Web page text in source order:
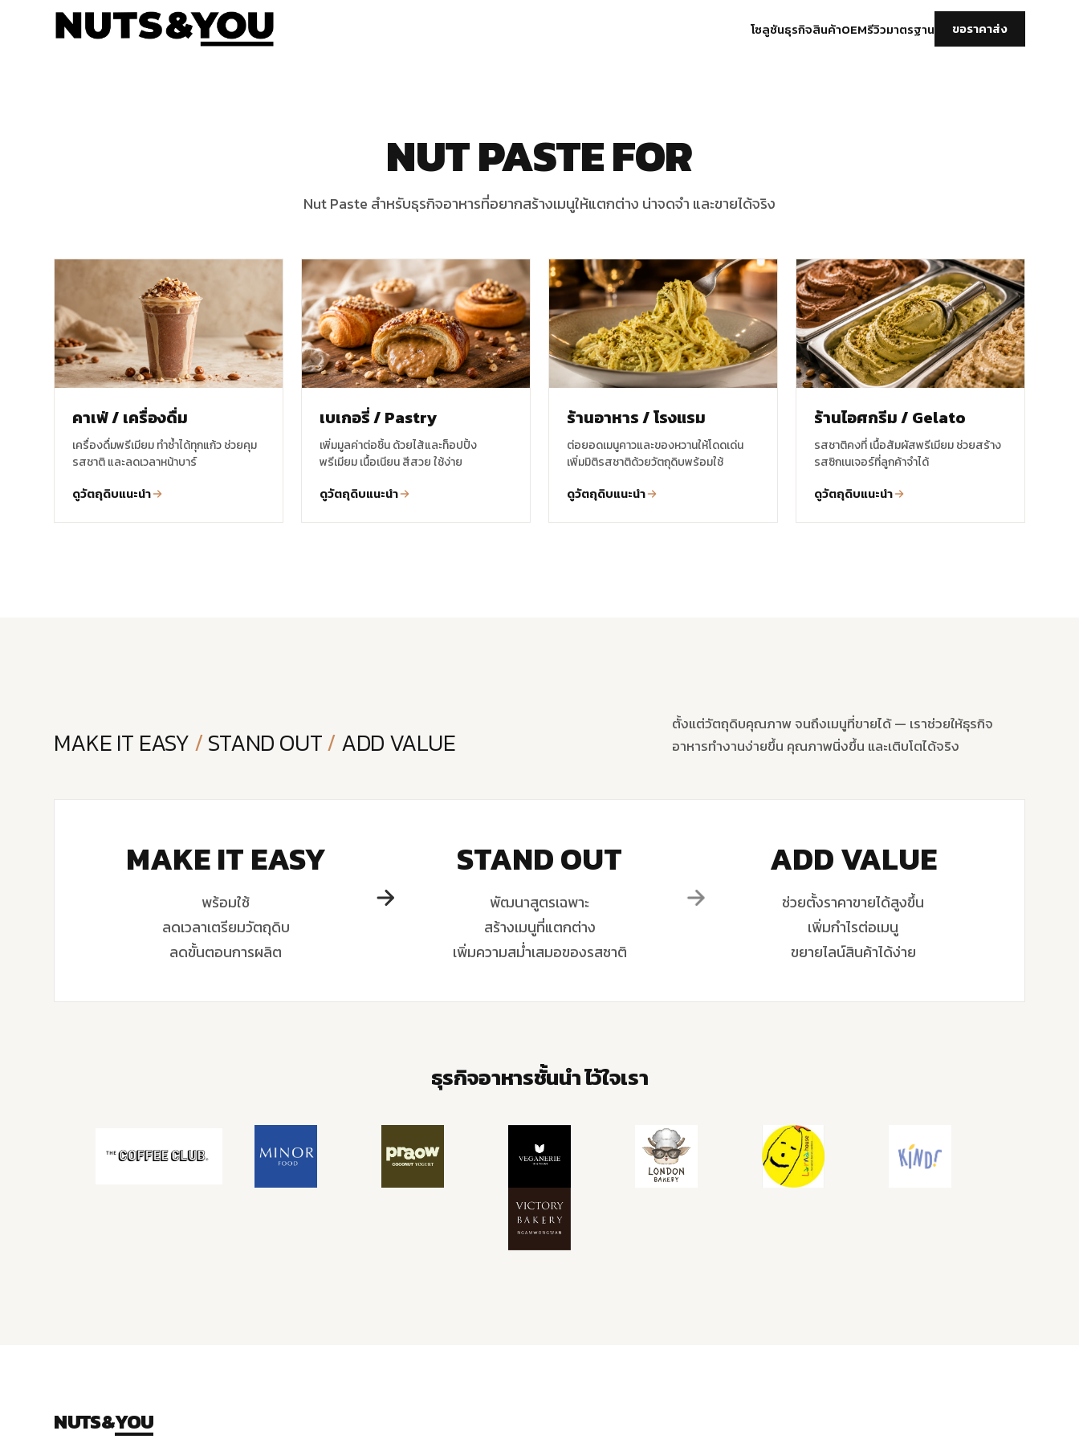
โซลูชันธุรกิจสินค้าOEMรีวิวมาตรฐาน ขอราคาส่ง
NUT PASTE FOR
Nut Paste สำหรับธุรกิจอาหารที่อยากสร้างเมนูให้แตกต่าง น่าจดจำ และขายได้จริง
คาเฟ่ / เครื่องดื่ม
เครื่องดื่มพรีเมียม ทำซ้ำได้ทุกแก้ว ช่วยคุม
รสชาติ และลดเวลาหน้าบาร์
ดูวัตถุดิบแนะนำ
เบเกอรี่ / Pastry
เพิ่มมูลค่าต่อชิ้น ด้วยไส้และท็อปปิ้ง
พรีเมียม เนื้อเนียน สีสวย ใช้ง่าย
ดูวัตถุดิบแนะนำ
ร้านอาหาร / โรงแรม
ต่อยอดเมนูคาวและของหวานให้โดดเด่น
เพิ่มมิติรสชาติด้วยวัตถุดิบพร้อมใช้
ดูวัตถุดิบแนะนำ
ร้านไอศกรีม / Gelato
รสชาติคงที่ เนื้อสัมผัสพรีเมียม ช่วยสร้าง
รสซิกเนเจอร์ที่ลูกค้าจำได้
ดูวัตถุดิบแนะนำ
MAKE IT EASY/STAND OUT/ADD VALUE
ตั้งแต่วัตถุดิบคุณภาพ จนถึงเมนูที่ขายได้ — เราช่วยให้ธุรกิจ
อาหารทำงานง่ายขึ้น คุณภาพนิ่งขึ้น และเติบโตได้จริง
MAKE IT EASY
พร้อมใช้
ลดเวลาเตรียมวัตถุดิบ
ลดขั้นตอนการผลิต
STAND OUT
พัฒนาสูตรเฉพาะ
สร้างเมนูที่แตกต่าง
เพิ่มความสม่ำเสมอของรสชาติ
ADD VALUE
ช่วยตั้งราคาขายได้สูงขึ้น
เพิ่มกำไรต่อเมนู
ขยายไลน์สินค้าได้ง่าย
ธุรกิจอาหารชั้นนำ ไว้ใจเรา
NUTS&YOU